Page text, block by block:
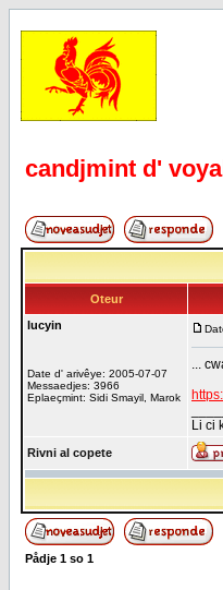
candjmint d'
Oteur
lucyin
Date d' arivêye: 2005-07-07
Messaedjes: 3966
Eplaeçmint: Sidi Smayil, Marok
...
Li ci
Rivni al copete
Pådje 1 so 1